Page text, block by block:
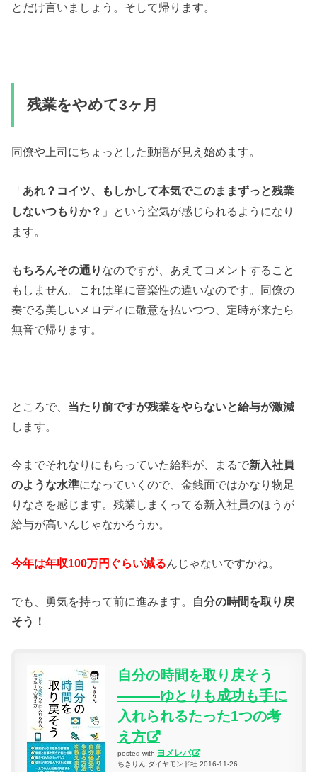
とだけ言いましょう。そして帰ります。
残業をやめて3ヶ月
同僚や上司にちょっとした動揺が見え始めます。
「あれ？コイツ、もしかして本気でこのままずっと残業
しないつもりか？ 」という空気が感じられるようになり
ます。
もちろんその通り なのですが、あえてコメントすること
もしません。これは単に音楽性の違いなのです。同僚の
奏でる美しいメロディに敬意を払いつつ、定時が来たら
無音で帰ります。
ところで、 当たり前ですが残業をやらないと給与が激減
します。
今までそれなりにもらっていた給料が、まるで新入社員
のような水準になっていくので、金銭面ではかなり物足
りなさを感じます。残業しまくってる新入社員のほうが
給与が高いんじゃなかろうか。
今年は年収100万円ぐらい減るんじゃないですかね。
でも、勇気を持って前に進みます。 自分の時間を取り戻
そう！
自分の時間を取り戻そう
―――ゆとりも成功も手に
入れられるたった1つの考
え方
posted with ヨメレバ
ちきりん ダイヤモンド社 2016-11-26